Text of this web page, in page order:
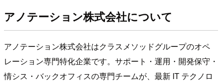
アノテーション株式会社について
アノテーション株式会社はクラスメソッドグループのオペ
レーション専門特化企業です。サポート・運用・開発保守・
情シス・バックオフィスの専門チームが、最新 IT テクノロ